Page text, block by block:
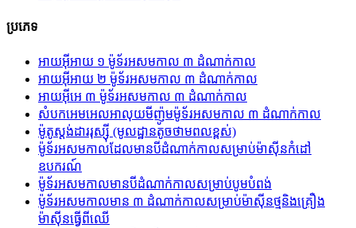
ប្រភេទ
អាយអ៊ីអាយ ១ ម៉ូទ័រអសមកាល ៣ ដំណាក់កាល
អាយអ៊ីអាយ ២ ម៉ូទ័រអសមកាល ៣ ដំណាក់កាល
អាយអ៊ីអេ ៣ ម៉ូទ័រអសមកាល ៣ ដំណាក់កាល
សំបកអេមអេលអាលុយមីញ៉ូមម៉ូទ័រអសមកាល ៣ ដំណាក់កាល
ម៉ូតូស្តង់ដាររុស្ស៊ី (មូលដ្ឋានតូចថាមពលខ្ពស់)
ម៉ូទ័រអសមកាលដែលមានបីដំណាក់កាលសម្រាប់ម៉ាស៊ីនកំដៅ
ឧបករណ៍
ម៉ូទ័រអសមកាលមានបីដំណាក់កាលសម្រាប់បូមបំពង់
ម៉ូទ័រអសមកាលមាន ៣ ដំណាក់កាលសម្រាប់ម៉ាស៊ីនថ្មនិងគ្រឿង
ម៉ាស៊ីនធ្វើពីឈើ